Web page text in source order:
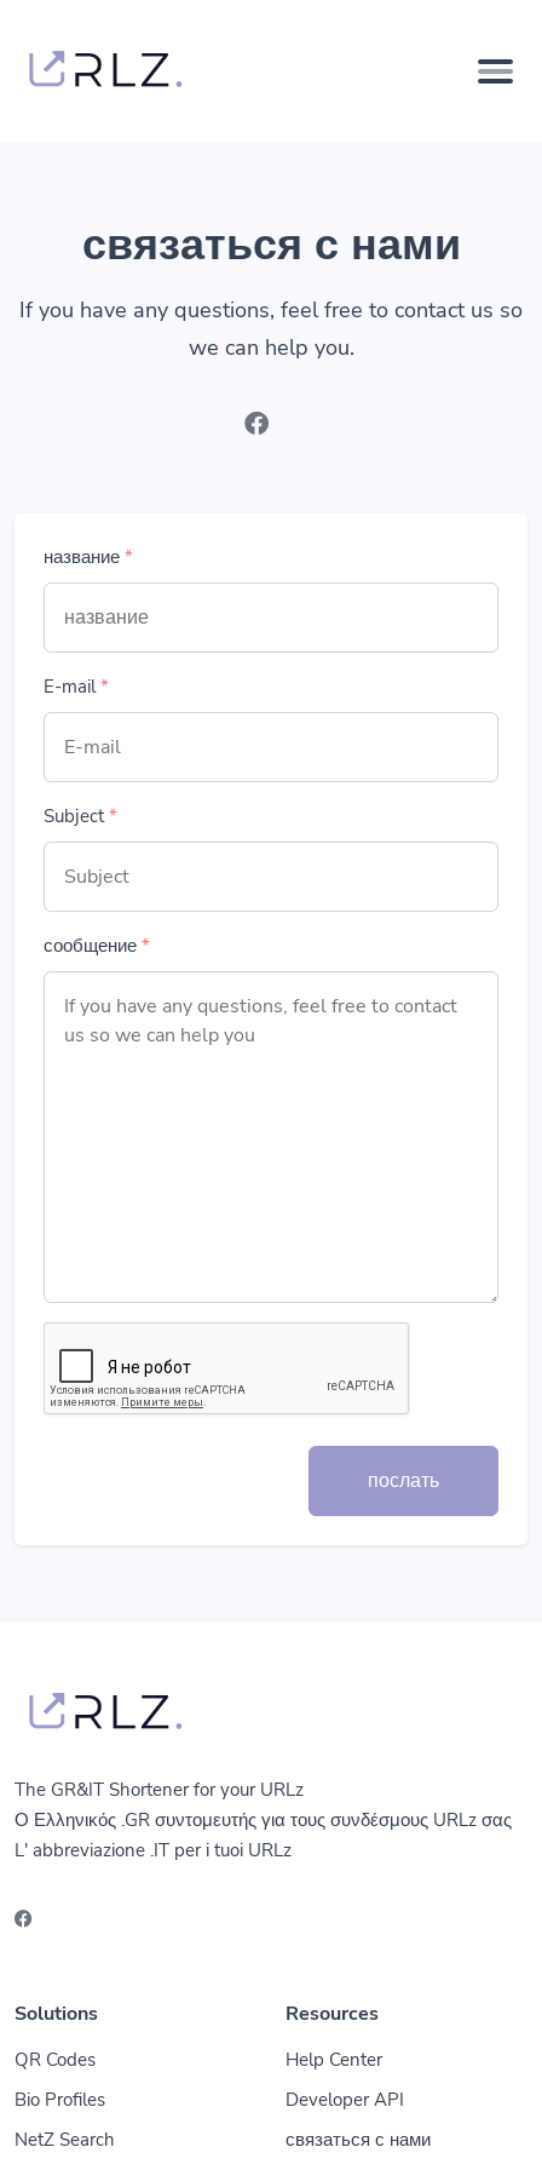
связаться с нами
If you have any questions, feel free to contact us so
we can help you.
название *
E-mail*
Subject*
сообщение *
послать
The GR&IT Shortener for your URLz
Ο Ελληνικός .GR συντομευτής για τους συνδέσμους URLz σας
L' abbreviazione .IT per i tuoi URLz
Solutions
QR Codes
Bio Profiles
NetZ Search
Resources
Help Center
Developer API
связаться с нами